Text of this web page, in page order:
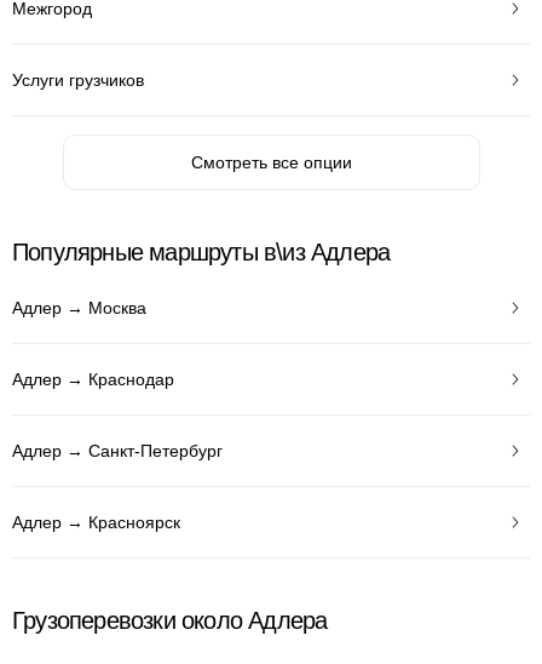
Межгород
Услуги грузчиков
Смотреть все опции
Популярные маршруты в\из Адлера
Адлер → Москва
Адлер → Краснодар
Адлер → Санкт-Петербург
Адлер → Красноярск
Грузоперевозки около Адлера